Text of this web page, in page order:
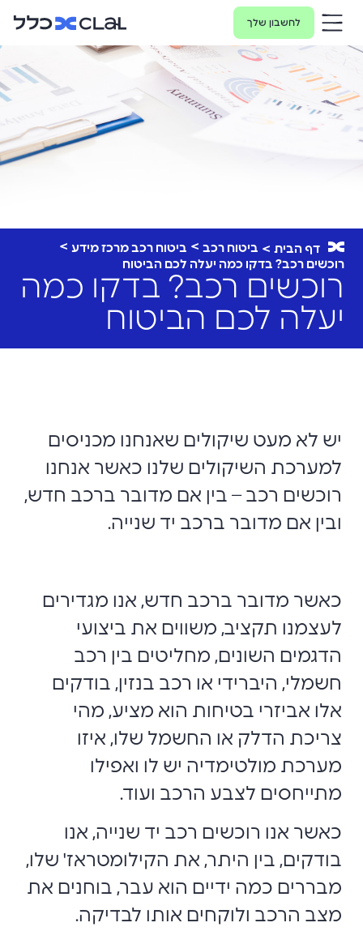
לחשבון שלך
דף הבית ביטוח רכב
ביטוח רכב מרכז מידע
רוכשים רכב? בדקו כמה יעלה לכם הביטוח
רוכשים רכב? בדקו כמה
יעלה לכם הביטוח
יש לא מעט שיקולים שאנחנו מכניסים
למערכת השיקולים שלנו כאשר אנחנו
רוכשים רכב – בין אם מדובר ברכב חדש,
ובין אם מדובר ברכב יד שנייה.
כאשר מדובר ברכב חדש, אנו מגדירים
לעצמנו תקציב, משווים את ביצועי
הדגמים השונים, מחליטים בין רכב
חשמלי, היברידי או רכב בנזין, בודקים
אלו אביזרי בטיחות הוא מציע, מהי
צריכת הדלק או החשמל שלו, איזו
מערכת מולטימדיה יש לו ואפילו
מתייחסים לצבע הרכב ועוד.
כאשר אנו רוכשים רכב יד שנייה, אנו
בודקים, בין היתר, את הקילומטראז' שלו,
מבררים כמה ידיים הוא עבר, בוחנים את
מצב הרכב ולוקחים אותו לבדיקה.